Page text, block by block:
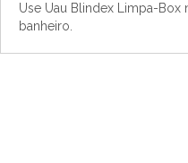
Use Uau Blindex Limpa-
banheiro.